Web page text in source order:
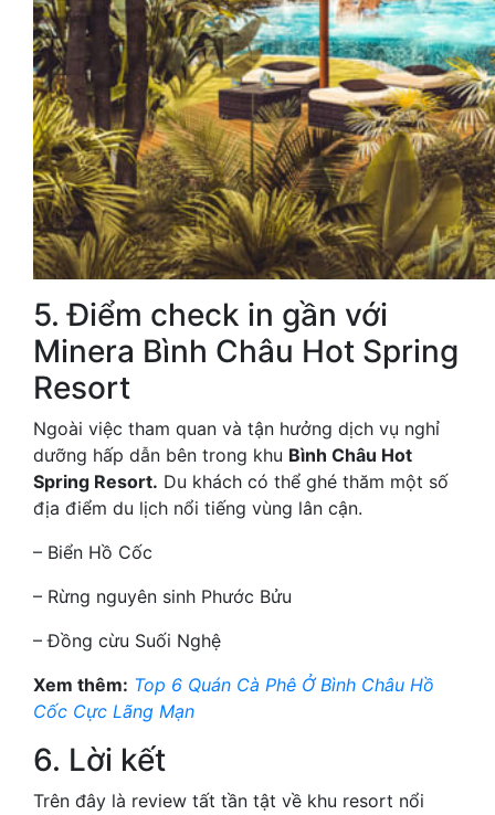
5. Điểm check in gần với
Minera Bình Châu Hot Spring
Resort
Ngoài việc tham quan và tận hưởng dịch vụ nghỉ
dưỡng hấp dẫn bên trong khu Bình Châu Hot
Spring Resort. Du khách có thể ghé thăm một số
địa điểm du lịch nổi tiếng vùng lân cận.
– Biển Hồ Cốc
– Rừng nguyên sinh Phước Bửu
– Đồng cừu Suối Nghệ
Xem thêm: Top 6 Quán Cà Phê Ở Bình Châu Hồ
Cốc Cực Lãng Mạn
6. Lời kết
Trên đây là review tất tần tật về khu resort nổi